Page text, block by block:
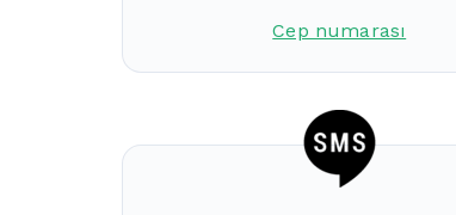
Cep numarası